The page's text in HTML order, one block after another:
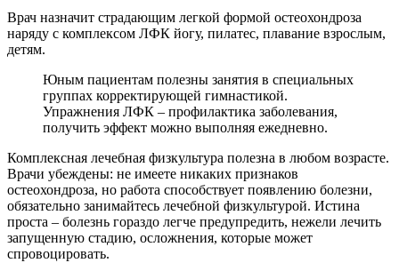
Врач назначит страдающим легкой формой остеохондроза
наряду с комплексом ЛФК йогу, пилатес, плавание взрослым,
детям.
Юным пациентам полезны занятия в специальных
группах корректирующей гимнастикой.
Упражнения ЛФК – профилактика заболевания,
получить эффект можно выполняя ежедневно.
Комплексная лечебная физкультура полезна в любом возрасте.
Врачи убеждены: не имеете никаких признаков
остеохондроза, но работа способствует появлению болезни,
обязательно занимайтесь лечебной физкультурой. Истина
проста – болезнь гораздо легче предупредить, нежели лечить
запущенную стадию, осложнения, которые может
спровоцировать.